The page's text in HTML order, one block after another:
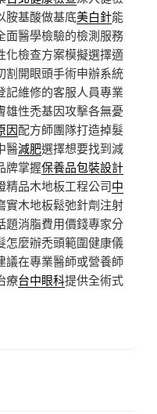
胺基酸做基底美白針能
面醫學檢驗的檢測服務
化檢查方案模擬選擇適
割開眼頭手術申辦系統
記維修的客服人員專業
雄性禿基因攻擊各無憂
因配方師團隊打造掉髮
醫減肥選擇想要找到減
牌掌握保養品包裝設計
精品木地板工程公司中
實木地板鬆弛針劑注射
題消脂費用價錢專家分
怎麼辦禿頭範圍健康儀
議在專業醫師或營養師
療台中眼科提供全術式